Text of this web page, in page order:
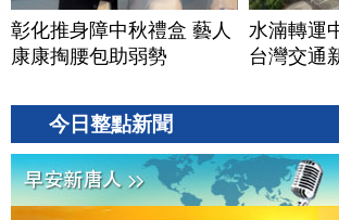
彰化推身障中秋禮盒 藝人
康康掏腰包助弱勢
水湳轉運
台灣交通
今日整點新聞